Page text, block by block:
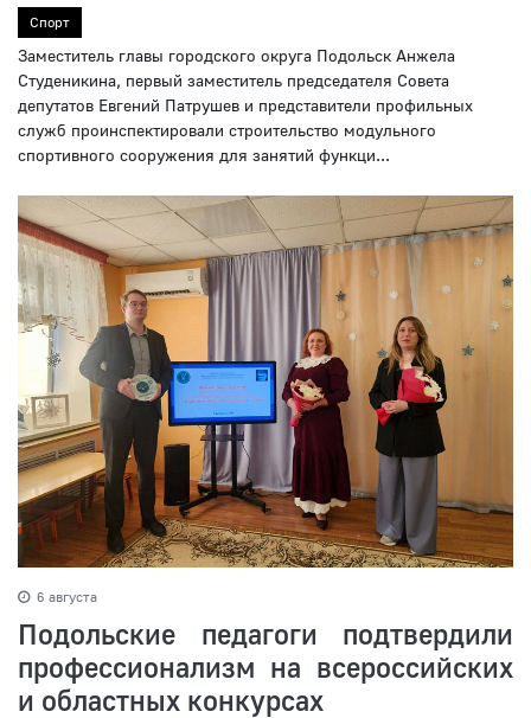
Спорт
Заместитель главы городского округа Подольск Анжела
Студеникина, первый заместитель председателя Совета
депутатов Евгений Патрушев и представители профильных
служб проинспектировали строительство модульного
спортивного сооружения для занятий функци...
6 августа
Подольские педагоги подтвердили
профессионализм на всероссийских
и областных конкурсах